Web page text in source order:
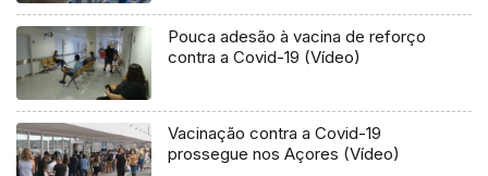
Pouca adesão à vacina de reforço
contra a Covid-19 (Vídeo)
Vacinação contra a Covid-19
prossegue nos Açores (Vídeo)